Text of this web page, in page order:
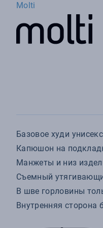
Molti
Базовое худи
Капюшон на
Манжеты и низ
Съемный
В шве горловины
Внутренняя сторона